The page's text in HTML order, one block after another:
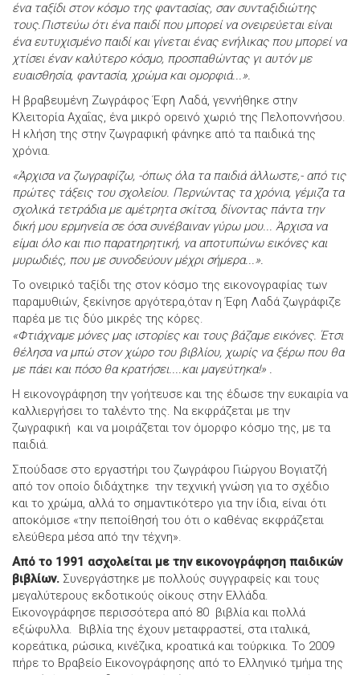
ένα ταξίδι στον κόσμο της φαντασίας, σαν συνταξιδιώτης
τους.Πιστεύω ότι ένα παιδί που μπορεί να ονειρεύεται είναι
ένα ευτυχισμένο παιδί και γίνεται ένας ενήλικας που μπορεί να
χτίσει έναν καλύτερο κόσμο, προσπαθώντας γι αυτόν με
ευαισθησία, φαντασία, χρώμα και ομορφιά...».
Η βραβευμένη Ζωγράφος Έφη Λαδά, γεννήθηκε στην
Κλειτορία Αχαΐας, ένα μικρό ορεινό χωριό της Πελοποννήσου.
Η κλήση της στην ζωγραφική φάνηκε από τα παιδικά της
χρόνια.
«Άρχισα να ζωγραφίζω, -όπως όλα τα παιδιά άλλωστε,- από τις
πρώτες τάξεις του σχολείου. Περνώντας τα χρόνια, γέμιζα τα
σχολικά τετράδια με αμέτρητα σκίτσα, δίνοντας πάντα την
δική μου ερμηνεία σε όσα συνέβαιναν γύρω μου... Άρχισα να
είμαι όλο και πιο παρατηρητική, να αποτυπώνω εικόνες και
μυρωδιές, που με συνοδεύουν μέχρι σήμερα...».
Το ονειρικό ταξίδι της στον κόσμο της εικονογραφίας των
παραμυθιών, ξεκίνησε αργότερα,όταν η Έφη Λαδά ζωγράφιζε
παρέα με τις δύο μικρές της κόρες.
«Φτιάχναμε μόνες μας ιστορίες και τους βάζαμε εικόνες. Έτσι
θέλησα να μπώ στον χώρο του βιβλίου, χωρίς να ξέρω που θα
με πάει και πόσο θα κρατήσει....και μαγεύτηκα!» .
Η εικονογράφηση την γοήτευσε και της έδωσε την ευκαιρία να
καλλιεργήσει το ταλέντο της. Να εκφράζεται με την
ζωγραφική και να μοιράζεται τον όμορφο κόσμο της, με τα
παιδιά.
Σπούδασε στο εργαστήρι του ζωγράφου Γιώργου Βογιατζή
από τον οποίο διδάχτηκε την τεχνική γνώση για το σχέδιο
και το χρώμα, αλλά το σημαντικότερο για την ίδια, είναι ότι
αποκόμισε «την πεποίθησή του ότι ο καθένας εκφράζεται
ελεύθερα μέσα από την τέχνη».
Από το 1991 ασχολείται με την εικονογράφηση παιδικών
βιβλίων. Συνεργάστηκε με πολλούς συγγραφείς και τους
μεγαλύτερους εκδοτικούς οίκους στην Ελλάδα.
Εικονογράφησε περισσότερα από 80 βιβλία και πολλά
εξώφυλλα. Βιβλία της έχουν μεταφραστεί, στα ιταλικά,
κορεάτικα, ρώσικα, κινέζικα, κροατικά και τούρκικα. Το 2009
πήρε το Βραβείο Εικονογράφησης από το Ελληνικό τμήμα της